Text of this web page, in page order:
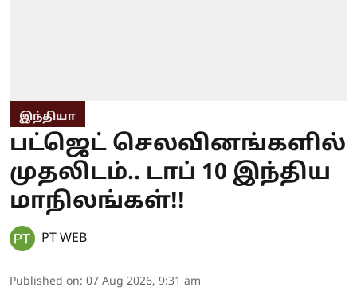
இந்தியா
பட்ஜெட் செலவினங்களில்
முதலிடம்.. டாப் 10 இந்திய
மாநிலங்கள்!!
PT WEB
Published on: 07 Aug 2026, 9:31 am